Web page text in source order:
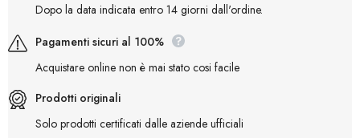
Dopo la data indicata entro 14 giorni dall'ordine.
Pagamenti sicuri al 100%
Acquistare online non è mai stato cosi facile
Prodotti originali
Solo prodotti certificati dalle aziende ufficiali